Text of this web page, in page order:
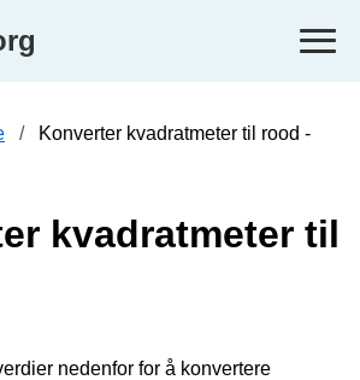
Konverter kvadratmeter til rood -
kvadratmeter til
nedenfor for å konvertere